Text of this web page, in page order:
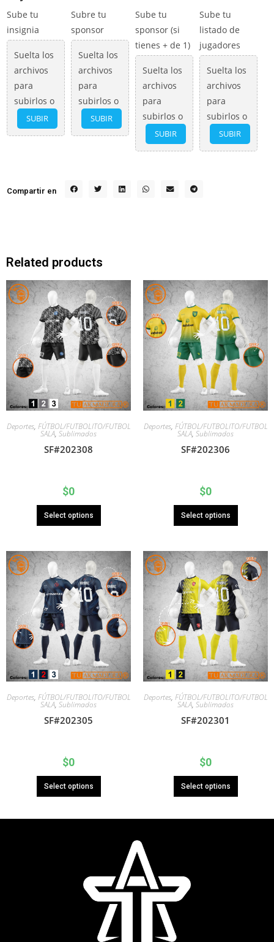
Sube tu
insignia
Suelta los
archivos
para
subirlos o
SUBIR
Subre tu
sponsor
Suelta los
archivos
para
subirlos o
SUBIR
Sube tu
sponsor (si
tienes + de 1)
Suelta los
archivos
para
subirlos o
SUBIR
Sube tu
listado de
jugadores
Suelta los
archivos
para
subirlos o
SUBIR
Compartir en
Related products
Deportes, FÚTBOL/FUTBOLITO/FUTBOL
SALA, Sublimados
SF#202308
$0
Select options
Deportes, FÚTBOL/FUTBOLITO/FUTBOL
SALA, Sublimados
SF#202306
$0
Select options
Deportes, FÚTBOL/FUTBOLITO/FUTBOL
SALA, Sublimados
SF#202305
$0
Select options
Deportes, FÚTBOL/FUTBOLITO/FUTBOL
SALA, Sublimados
SF#202301
$0
Select options